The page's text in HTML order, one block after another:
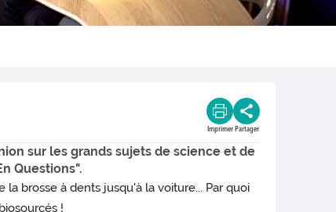
Imprimer Partager
sur les grands sujets de science et de
Questions".
brosse à dents jusqu'à la voiture... Par quoi
!